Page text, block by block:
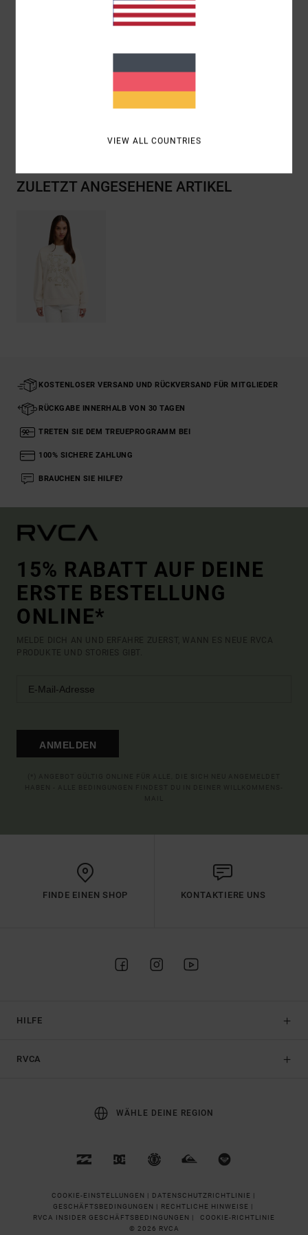
Mix aus Siebdruck und gestickten Designs auf der
recycelte Baumwolle
ZULETZT ANGESEHENE ARTIKEL
KOSTENLOSER VERSAND UND RÜCKVERSAND FÜR MITGLIEDER
RÜCKGABE INNERHALB VON 30 TAGEN
TRETEN SIE DEM TREUEPROGRAMM BEI
100% SICHERE ZAHLUNG
BRAUCHEN SIE HILFE?
15% RABATT AUF DEINE
ERSTE BESTELLUNG
ONLINE*
MELDE DICH AN UND ERFAHRE ZUERST, WANN ES NEUE RVCA
PRODUKTE UND STORIES GIBT.
ANMELDEN
FINDE EINEN SHOP KONTAKTIERE UNS
HILFE
RVCA
WÄHLE DEINE REGION
COOKIE-EINSTELLUNGEN | DATENSCHUTZRICHTLINIE |
GESCHÄFTSBEDINGUNGEN | RECHTLICHE HINWEISE |
RVCA INSIDER GESCHÄFTSBEDINGUNGEN |
COOKIE-RICHTLINIE
© 2026 RVCA
VIEW ALL COUNTRIES